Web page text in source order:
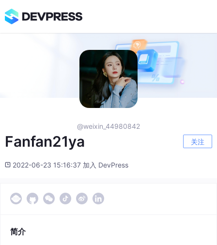
@weixin_44980842
Fanfan21ya 关注
2022-06-23 15:16:37 加入 DevPress
简介